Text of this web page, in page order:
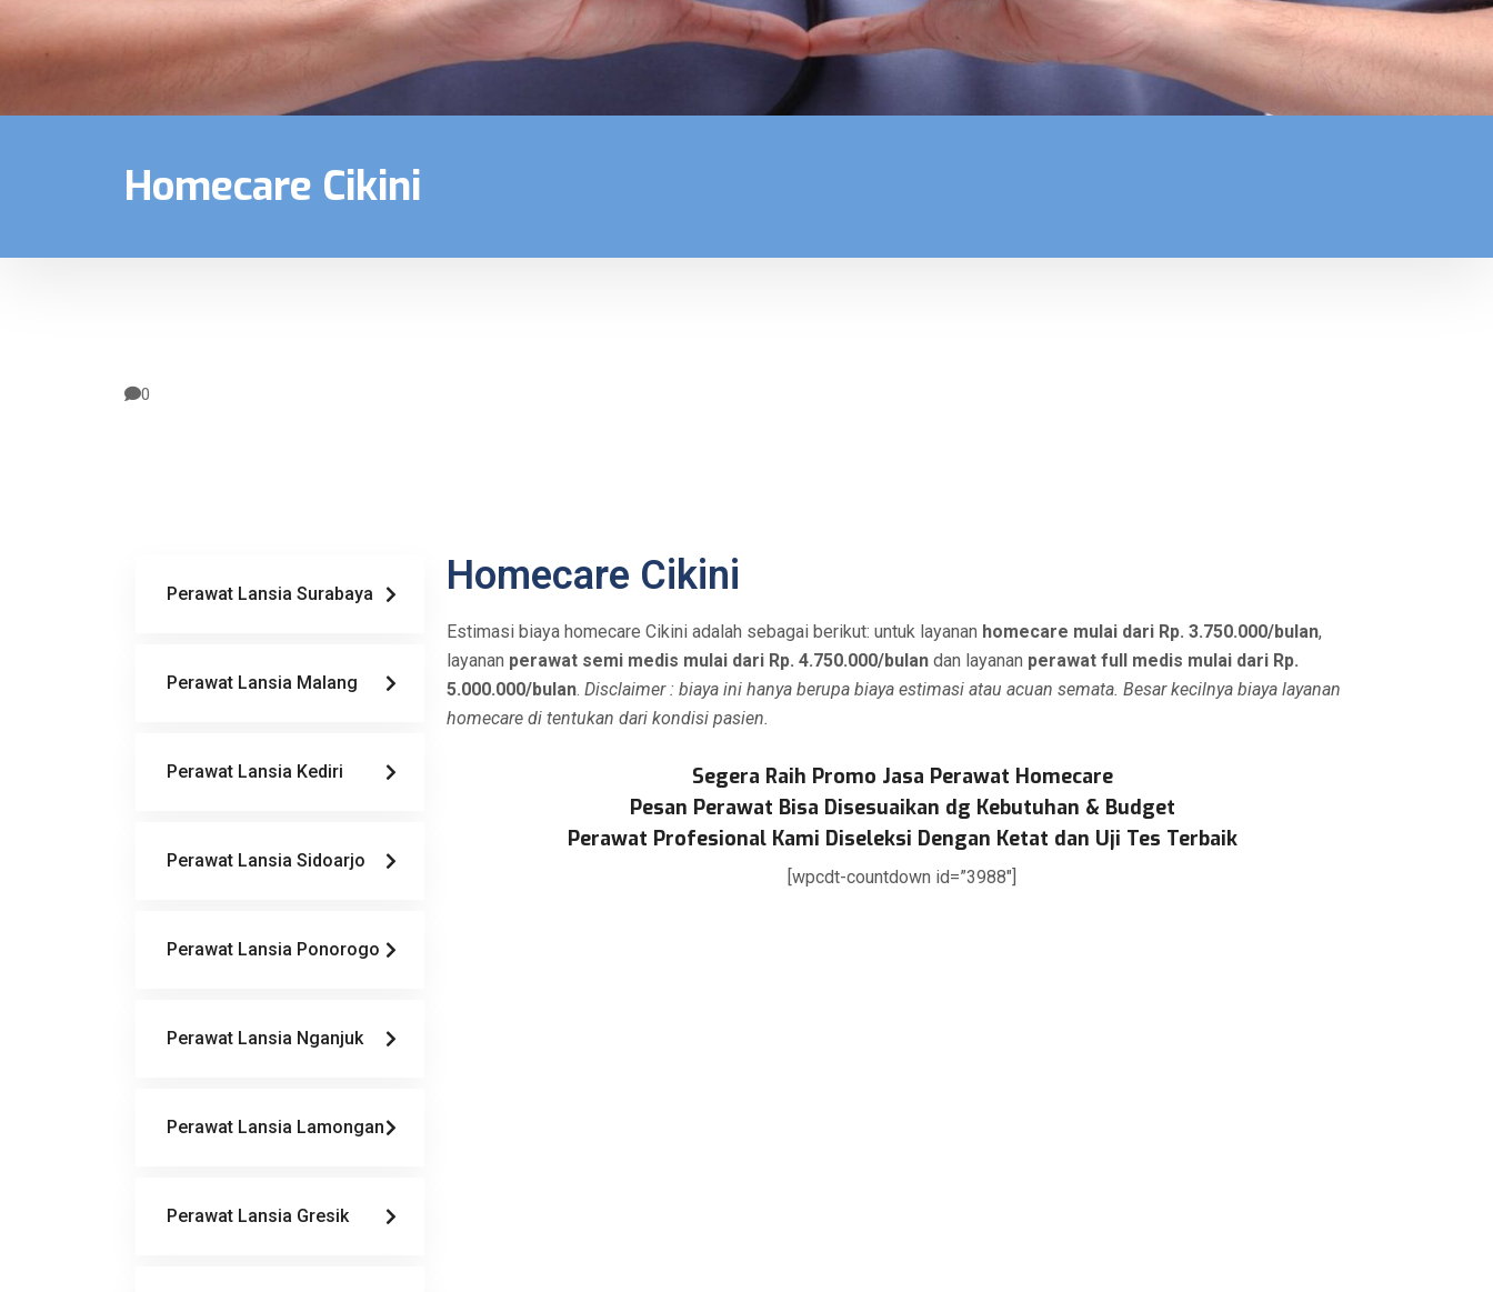
Homecare Cikini
0
Perawat Lansia Surabaya
Perawat Lansia Malang
Perawat Lansia Kediri
Perawat Lansia Sidoarjo
Perawat Lansia Ponorogo
Perawat Lansia Nganjuk
Perawat Lansia Lamongan
Perawat Lansia Gresik
Homecare Cikini
Estimasi biaya homecare Cikini adalah sebagai berikut: untuk layanan homecare mulai dari Rp. 3.750.000/bulan,
layanan perawat semi medis mulai dari Rp. 4.750.000/bulan dan layanan perawat full medis mulai dari Rp.
5.000.000/bulan. Disclaimer : biaya ini hanya berupa biaya estimasi atau acuan semata. Besar kecilnya biaya layanan
homecare di tentukan dari kondisi pasien.
Segera Raih Promo Jasa Perawat Homecare
Pesan Perawat Bisa Disesuaikan dg Kebutuhan & Budget
Perawat Profesional Kami Diseleksi Dengan Ketat dan Uji Tes Terbaik
[wpcdt-countdown id=”3988″]